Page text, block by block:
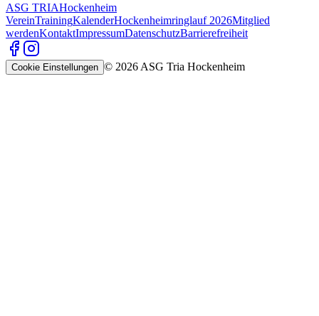
ASG TRIAHockenheim
VereinTrainingKalenderHockenheimringlauf 2026Mitglied
werdenKontaktImpressumDatenschutzBarrierefreiheit
Cookie Einstellungen © 2026 ASG Tria Hockenheim